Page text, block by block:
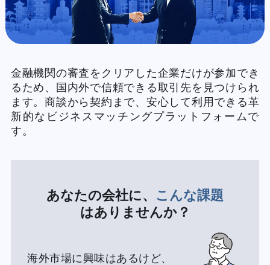
金融機関の審査をクリアした企業だけが参加でき
るため、国内外で信頼できる取引先を見つけられ
ます。商談から契約まで、安心して利用できる革
新的なビジネスマッチングプラットフォームで
す。
あなたの会社に、 こんな課題
はありませんか？
海外市場に興味はあるけど、